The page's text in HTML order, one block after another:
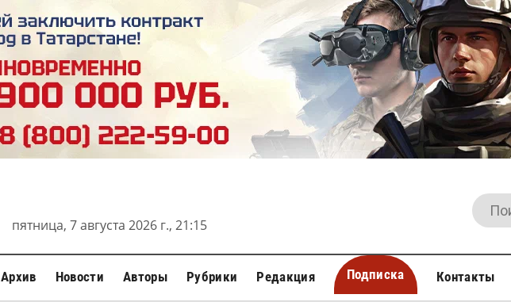
пятница, 7 августа 2026 г., 21:15
Архив Новости Авторы Рубрики Редакция Подписка Контакты